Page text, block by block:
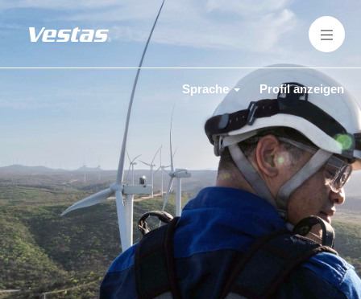
Sprache Profil anzeigen